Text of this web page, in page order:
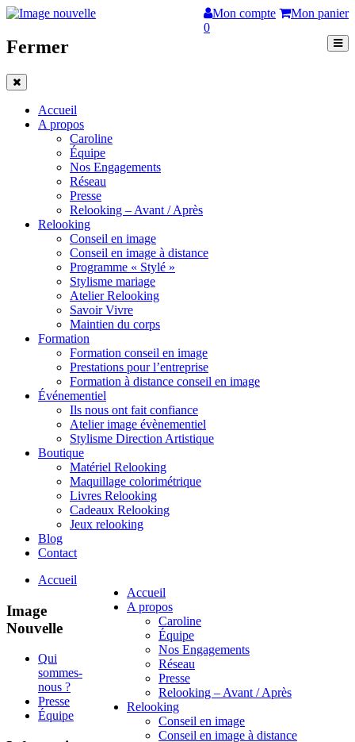
Mon compte
Mon panier
0
Fermer
Accueil
A propos
Caroline
Équipe
Nos Engagements
Réseau
Presse
Relooking – Avant / Après
Relooking
Conseil en image
Conseil en image à distance
Programme « Stylé »
Stylisme mariage
Atelier Relooking
Savoir Vivre
Maintien du corps
Formation
Formation conseil en image
Prestations pour l’entreprise
Formation à distance conseil en image
Événementiel
Ils nous ont fait confiance
Atelier image évènementiel
Stylisme Direction Artistique
Boutique
Matériel Relooking
Maquillage colorimétrique
Livres Relooking
Cadeaux Relooking
Jeux relooking
Blog
Contact
Accueil
A propos
Caroline
Équipe
Nos Engagements
Réseau
Presse
Relooking – Avant / Après
Relooking
Conseil en image
Conseil en image à distance
Accueil
Image
Nouvelle
Qui
sommes-
nous ?
Presse
Équipe